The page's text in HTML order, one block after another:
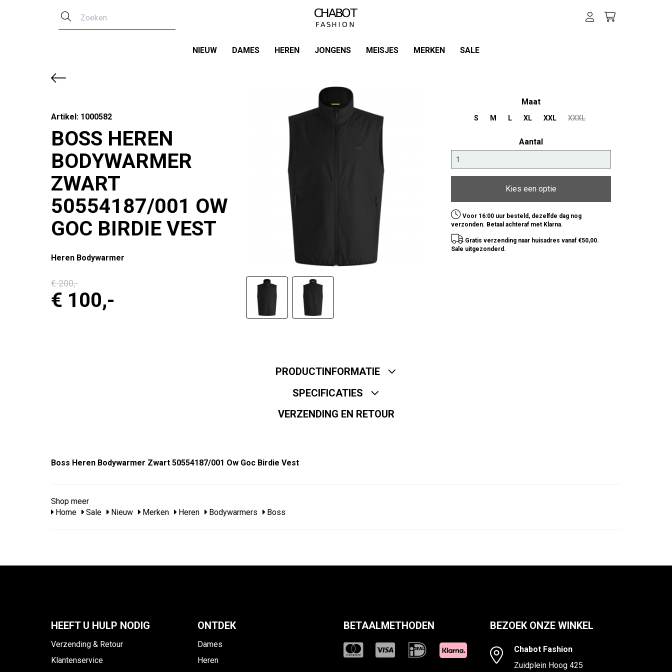
NIEUW DAMES HEREN JONGENS MEISJES MERKEN SALE
Artikel: 1000582
BOSS HEREN
BODYWARMER
ZWART
50554187/001 OW
GOC BIRDIE VEST
Heren Bodywarmer
€ 200,-
€ 100,-
Maat
S M L XL XXL XXXL
Aantal
Kies een optie
Voor 16:00 uur besteld, dezelfde dag nog
verzonden. Betaal achteraf met Klarna.
Gratis verzending naar huisadres vanaf €50,00.
Sale uitgezonderd.
PRODUCTINFORMATIE
SPECIFICATIES
VERZENDING EN RETOUR
Boss Heren Bodywarmer Zwart 50554187/001 Ow Goc Birdie Vest
Shop meer
Home
Sale Nieuw Merken Heren Bodywarmers Boss
HEEFT U HULP NODIG
Verzending & Retour
Klantenservice
ONTDEK
Dames
Heren
BETAALMETHODEN BEZOEK ONZE WINKEL
Chabot Fashion
Zuidplein Hoog 425